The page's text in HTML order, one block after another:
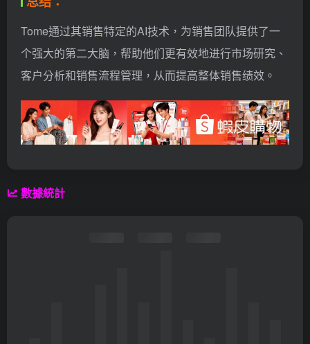
Tome通过其销售特定的AI技术，为销售团队提供了一
个强大的第二大脑，帮助他们更有效地进行市场研究、
客户分析和销售流程管理，从而提高整体销售绩效。
數據統計